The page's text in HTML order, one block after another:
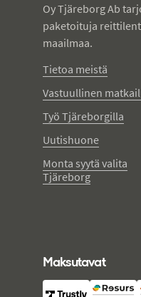
Oy Tjäreborg Ab
paketoituja
maailmaa.
Tietoa meistä
Vastuullinen
Työ Tjäreborgilla
Uutishuone
Monta syytä valita
Tjäreborg
Maksutavat